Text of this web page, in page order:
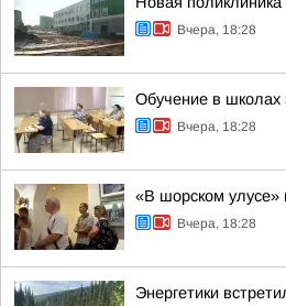
Вчера, 18:28
Обучение в школах
Вчера, 18:28
«В шорском улусе»
Вчера, 18:28
Энергетики